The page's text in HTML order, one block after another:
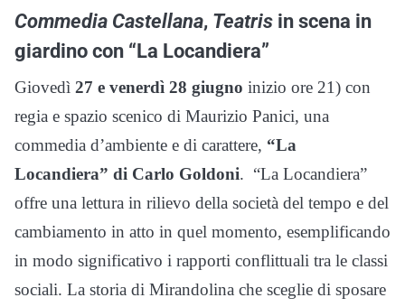
Commedia Castellana, Teatris in scena in
giardino con “La Locandiera”
Giovedì 27 e venerdì 28 giugno inizio ore 21) con
regia e spazio scenico di Maurizio Panici, una
commedia d’ambiente e di carattere, “La
Locandiera” di Carlo Goldoni. “La Locandiera”
offre una lettura in rilievo della società del tempo e del
cambiamento in atto in quel momento, esemplificando
in modo significativo i rapporti conflittuali tra le classi
sociali. La storia di Mirandolina che sceglie di sposare